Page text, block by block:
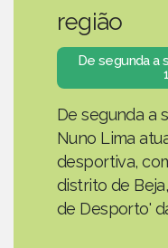
região
De segunda a
De segunda a
Nuno Lima
desportiva,
distrito de
de Desporto'